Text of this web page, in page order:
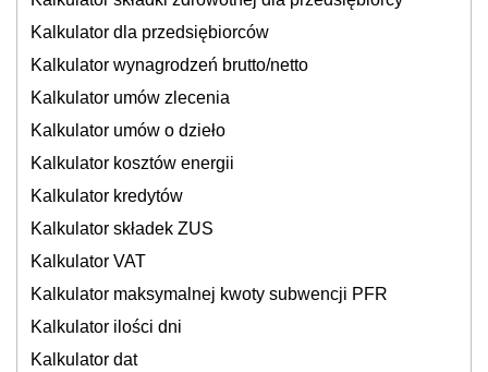
Kalkulator dla przedsiębiorców
Kalkulator wynagrodzeń brutto/netto
Kalkulator umów zlecenia
Kalkulator umów o dzieło
Kalkulator kosztów energii
Kalkulator kredytów
Kalkulator składek ZUS
Kalkulator VAT
Kalkulator maksymalnej kwoty subwencji PFR
Kalkulator ilości dni
Kalkulator dat